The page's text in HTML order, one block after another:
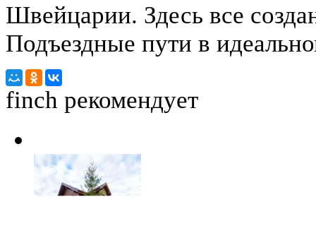
Швейцарии. Здесь все
Подъездные пути в
finch рекомендует